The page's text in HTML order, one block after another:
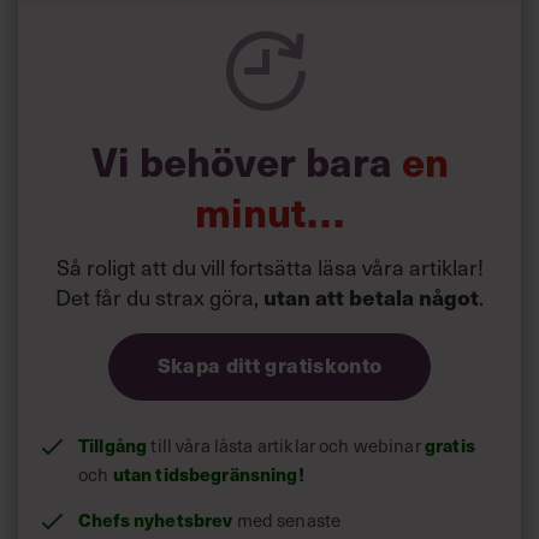
Vi behöver bara en
minut…
Så roligt att du vill fortsätta läsa våra artiklar!
Det får du strax göra, utan att betala något.
Skapa ditt gratiskonto
Tillgångtill våra låsta artiklar och webinargratis
och utan tidsbegränsning!
Chefs nyhetsbrev med senaste